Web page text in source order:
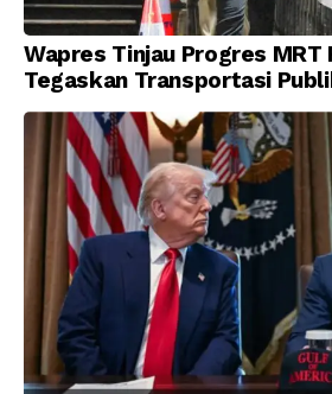
Wapres Tinjau Progres MRT
Tegaskan Transportasi
Prioritas Nasional